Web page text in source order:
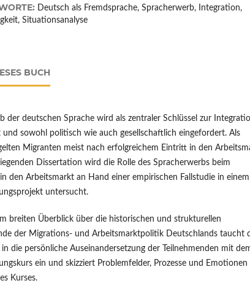
Deutsch als Fremdsprache, Spracherwerb, Integration,
Situationsanalyse
BUCH
der deutschen Sprache wird als zentraler Schlüssel zur
und sowohl politisch wie auch gesellschaftlich eingefordert. Als
Migranten meist nach erfolgreichem Eintritt in den
Dissertation wird die Rolle des Spracherwerbs beim
den Arbeitsmarkt an Hand einer empirischen Fallstudie in einem
untersucht.
breiten Überblick über die historischen und strukturellen
der Migrations- und Arbeitsmarktpolitik Deutschlands taucht
die persönliche Auseinandersetzung der Teilnehmenden mit
ein und skizziert Problemfelder, Prozesse und Emotionen
Kurses.